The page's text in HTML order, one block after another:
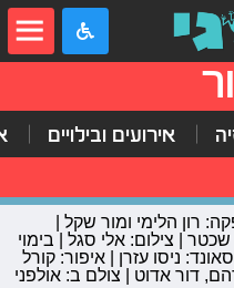
אירועים ובילויים
רון הלימי ומור שקל |
| צילום: אלי סגל | בימוי
ניסו עזרן | איפור: קורל
דור אדוט | צולם ב: אולפני